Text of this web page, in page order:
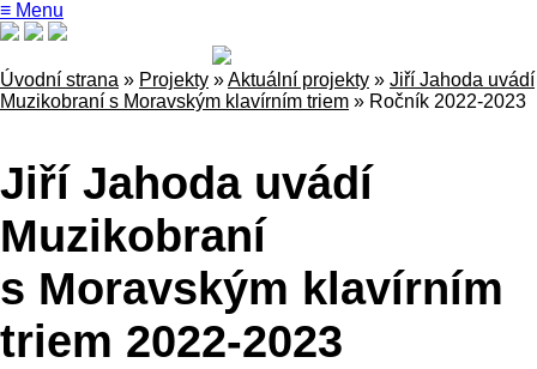
≡ Menu
Úvodní strana » Projekty »Aktuální projekty » Jiří Jahoda uvádí
Muzikobraní s Moravským klavírním triem » Ročník 2022-2023
Jiří Jahoda uvádí
Muzikobraní
s Moravským klavírním
triem 2022-2023